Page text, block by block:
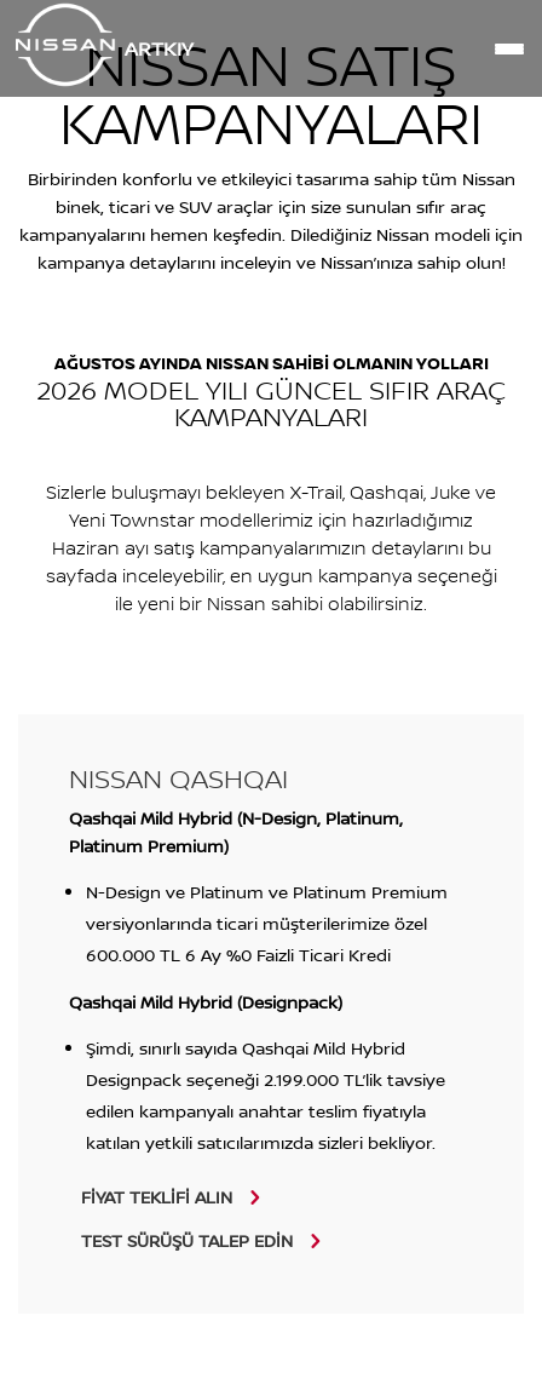
ARTKIY
NISSAN SATIŞ
KAMPANYALARI
Birbirinden konforlu ve etkileyici tasarıma sahip tüm Nissan
binek, ticari ve SUV araçlar için size sunulan sıfır araç
kampanyalarını hemen keşfedin. Dilediğiniz Nissan modeli için
kampanya detaylarını inceleyin ve Nissan’ınıza sahip olun!
AĞUSTOS AYINDA NISSAN SAHİBİ OLMANIN YOLLARI
2026 MODEL YILI GÜNCEL SIFIR ARAÇ
KAMPANYALARI
Sizlerle buluşmayı bekleyen X-Trail, Qashqai, Juke ve
Yeni Townstar modellerimiz için hazırladığımız
Haziran ayı satış kampanyalarımızın detaylarını bu
sayfada inceleyebilir, en uygun kampanya seçeneği
ile yeni bir Nissan sahibi olabilirsiniz.
NISSAN QASHQAI
Qashqai Mild Hybrid (N-Design, Platinum,
Platinum Premium)
N-Design ve Platinum ve Platinum Premium
versiyonlarında ticari müşterilerimize özel
600.000 TL 6 Ay %0 Faizli Ticari Kredi
Qashqai Mild Hybrid (Designpack)
Şimdi, sınırlı sayıda Qashqai Mild Hybrid
Designpack seçeneği 2.199.000 TL’lik tavsiye
edilen kampanyalı anahtar teslim fiyatıyla
katılan yetkili satıcılarımızda sizleri bekliyor.
FİYAT TEKLİFİ ALIN
TEST SÜRÜŞÜ TALEP EDİN